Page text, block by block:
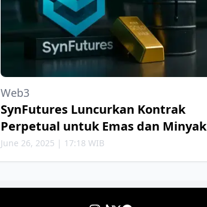
Web3
SynFutures Luncurkan Kontrak
Perpetual untuk Emas dan Minyak
Bumi
June 26, 2025 | 17:18 WIB